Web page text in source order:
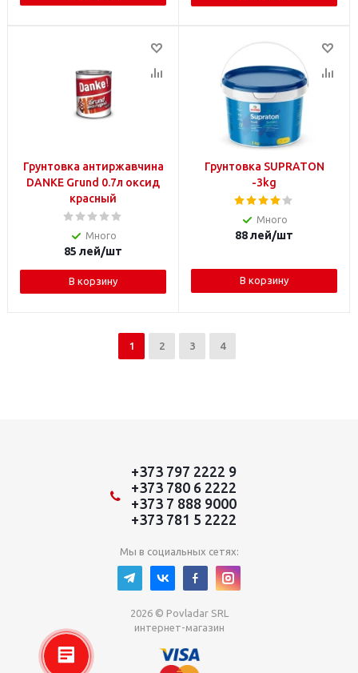
Грунтовка антиржавчина
DANKE Grund 0.7л оксид
красный
Много
85 лей/шт
В корзину
Грунтовка SUPRATON
-3kg
Много
88лей/шт
В корзину
1 2 3 4
+373 797 2222 9
+373 780 6 2222
+373 7 888 9000
+373 781 5 2222
Мы в социальных сетях:
2026 © Povladar SRL
интернет-магазин